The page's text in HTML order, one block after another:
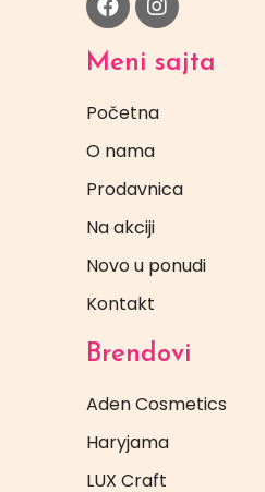
Meni sajta
Početna
O nama
Prodavnica
Na akciji
Novo u ponudi
Kontakt
Brendovi
Aden Cosmetics
Haryjama
LUX Craft